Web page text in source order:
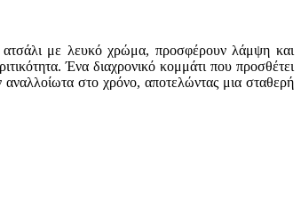
ατσάλι με λευκό χρώμα, προσφέρουν λάμψη και
Ένα διαχρονικό κομμάτι που προσθέτει
στο χρόνο, αποτελώντας μια σταθερή